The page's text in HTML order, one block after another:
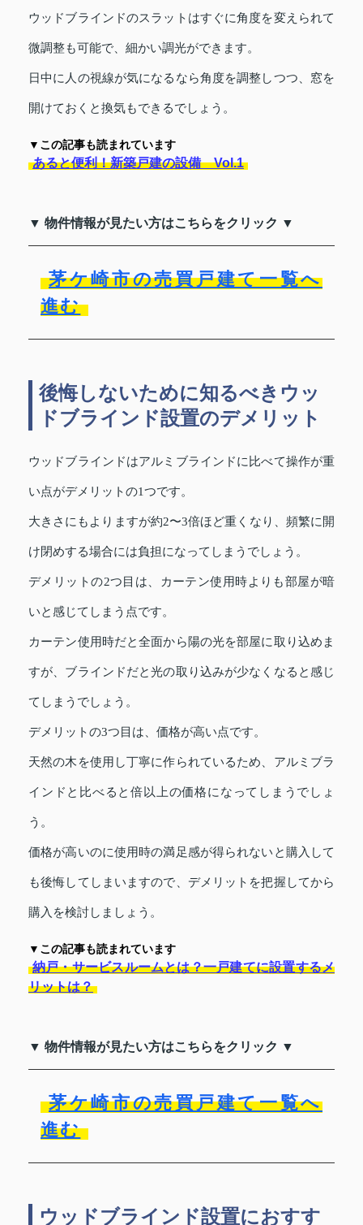
ウッドブラインドのスラットはすぐに角度を変えられて
微調整も可能で、細かい調光ができます。
日中に人の視線が気になるなら角度を調整しつつ、窓を
開けておくと換気もできるでしょう。
▼この記事も読まれています
あると便利！新築戸建の設備 Vol.1
▼ 物件情報が見たい方はこちらをクリック ▼
茅ケ崎市の売買戸建て一覧へ
進む
後悔しないために知るべきウッ
ドブラインド設置のデメリット
ウッドブラインドはアルミブラインドに比べて操作が重
い点がデメリットの1つです。
大きさにもよりますが約2〜3倍ほど重くなり、頻繁に開
け閉めする場合には負担になってしまうでしょう。
デメリットの2つ目は、カーテン使用時よりも部屋が暗
いと感じてしまう点です。
カーテン使用時だと全面から陽の光を部屋に取り込めま
すが、ブラインドだと光の取り込みが少なくなると感じ
てしまうでしょう。
デメリットの3つ目は、価格が高い点です。
天然の木を使用し丁寧に作られているため、アルミブラ
インドと比べると倍以上の価格になってしまうでしょ
う。
価格が高いのに使用時の満足感が得られないと購入して
も後悔してしまいますので、デメリットを把握してから
購入を検討しましょう。
▼この記事も読まれています
納戸・サービスルームとは？一戸建てに設置するメ
リットは？
▼ 物件情報が見たい方はこちらをクリック ▼
茅ケ崎市の売買戸建て一覧へ
進む
ウッドブラインド設置におすす